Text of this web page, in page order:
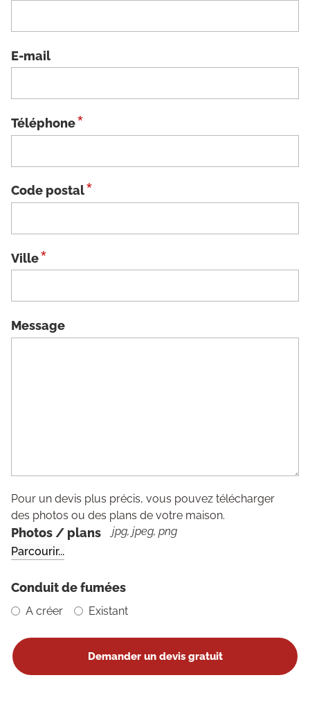
E-mail
Téléphone*
Code postal*
Ville*
Message
Pour un devis plus précis, vous pouvez télécharger
des photos ou des plans de votre maison.
Photos / plans jpg, jpeg, png
Conduit de fumées
A créer Existant